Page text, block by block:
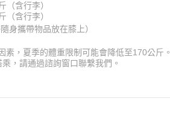
（含行李）
（含行李）
身攜帶物品放在膝上）
，夏季的體重限制可能會降低至170公斤。
，請通過諮詢窗口聯繫我們。